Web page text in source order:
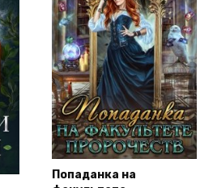
Попаданка на